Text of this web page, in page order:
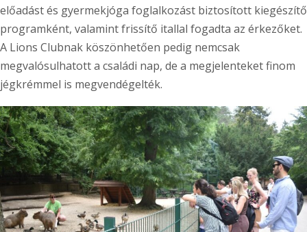
előadást és gyermekjóga foglalkozást biztosított kiegészítő
programként, valamint frissítő itallal fogadta az érkezőket.
A Lions Clubnak köszönhetően pedig nemcsak
megvalósulhatott a családi nap, de a megjelenteket finom
jégkrémmel is megvendégelték.